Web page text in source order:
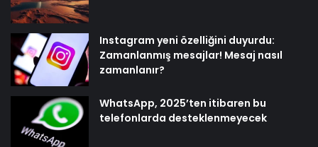
Instagram yeni özelliğini duyurdu:
Zamanlanmış mesajlar! Mesaj nasıl
zamanlanır?
WhatsApp, 2025’ten itibaren bu
telefonlarda desteklenmeyecek